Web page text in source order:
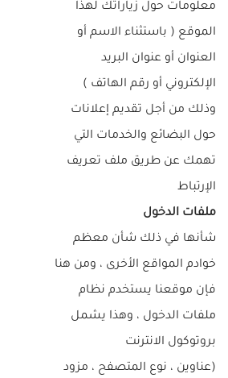
معلومات حول زياراتك لهذا
الموقع ( باستثناء الاسم أو
العنوان أو عنوان البريد
الإلكتروني أو رقم الهاتف )
وذلك من أجل تقديم إعلانات
حول البضائع والخدمات التي
تهمك عن طريق ملف تعريف
الإرتباط
ملفات الدخول
شأنها في ذلك شأن معظم
خوادم المواقع الأخرى ، ومن هنا
فإن موقعنا يستخدم نظام
ملفات الدخول ، وهذا يشمل
بروتوكول الانترنت
(عناوين ، نوع المتصفح ، مزود